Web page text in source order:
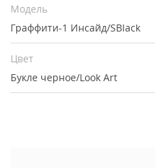
Модель
Граффити-1 Инсайд/SBlack
Цвет
Букле черное/Look Art